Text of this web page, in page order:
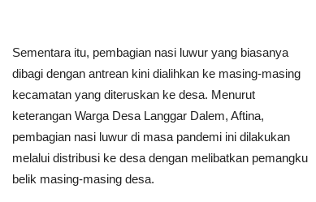
Sementara itu, pembagian nasi luwur yang biasanya
dibagi dengan antrean kini dialihkan ke masing-masing
kecamatan yang diteruskan ke desa. Menurut
keterangan Warga Desa Langgar Dalem, Aftina,
pembagian nasi luwur di masa pandemi ini dilakukan
melalui distribusi ke desa dengan melibatkan pemangku
belik masing-masing desa.